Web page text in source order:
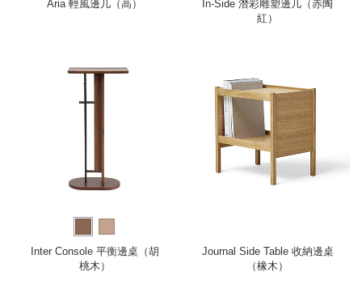
Aria 輕風邊几（高）
In-Side 潛彩雕塑邊几（赤陶
紅）
Inter Console 平衡邊桌（胡
桃木）
Journal Side Table 收納邊桌
（橡木）